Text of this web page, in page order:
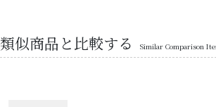
類似商品と比較する Similar Comparison